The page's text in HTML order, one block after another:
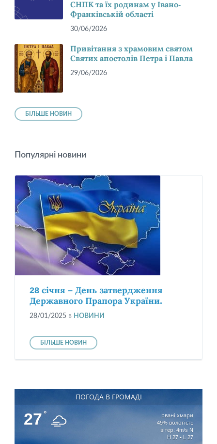
СНПК та їх родинам у Івано-
Франківській області
30/06/2026
Привітання з храмовим святом
Святих апостолів Петра і Павла
29/06/2026
БІЛЬШЕ НОВИН
Популярні новини
28 січня – День затвердження
Державного Прапора України.
28/01/2025 в НОВИНИ
БІЛЬШЕ НОВИН
ПОГОДА В ГРОМАДІ
27 °
рвані хмари
49% вологість
вітер: 4m/s N
H 27 • L 27